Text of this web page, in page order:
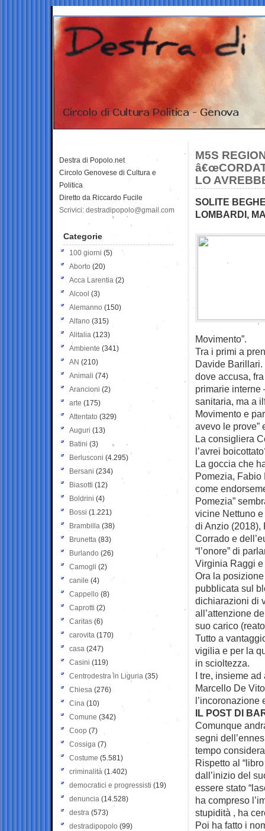
M5S
LO
SOLITE
LOMBARDI,
Movimento”.
Tra i primi a
Davide
dove accusa,
primarie interne
sanitaria, ma a
Movimento e
avevo le prove”
La consigliera
l’avrei
La goccia che
Pomezia, Fabio
come
Pomezia”
vicine Nettuno
di Anzio
Corrado e
“l’onore” di
Virginia Raggi
Ora la
pubblicata sul
dichiarazioni di
all’attenzione
suo carico
Tutto a
vigilia e per la
in scioltezza.
I tre, insieme
Marcello De
l’incoronazione
IL POST DI
Comunque
segni
tempo
Rispetto al
dall’inizio del
essere stato
ha compreso
stupidità , ha
Poi ha fatto i
Destra di Popolo.net
Circolo Genovese di Cultura e
Politica
Diretto da Riccardo Fucile
Scrivici: destradipopolo@gmail.com
Categorie
100 giorni (5)
Aborto (20)
Acca Larentia (2)
Alcool (3)
Alemanno (150)
Alfano (315)
Alitalia (123)
Ambiente (341)
AN (210)
Animali (74)
Arancioni (2)
arte (175)
Attentato (329)
Auguri (13)
Batini (3)
Berlusconi (4.295)
Bersani (234)
Biasotti (12)
Boldrini (4)
Bossi (1.221)
Brambilla (38)
Brunetta (83)
Burlando (26)
Camogli (2)
canile (4)
Cappello (8)
Caprotti (2)
Caritas (6)
carovita (170)
casa (247)
Casini (119)
Centrodestra in Liguria (35)
Chiesa (276)
Cina (10)
Comune (342)
Coop (7)
Cossiga (7)
Costume (5.581)
criminalità (1.402)
democratici e progressisti (19)
denuncia (14.528)
destra (573)
destradipopolo (99)